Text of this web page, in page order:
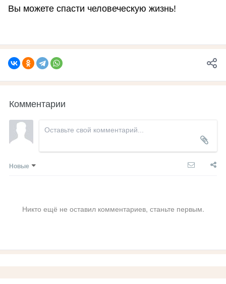
Вы можете спасти человеческую жизнь!
Комментарии
Новые
Никто ещё не оставил комментариев, станьте первым.